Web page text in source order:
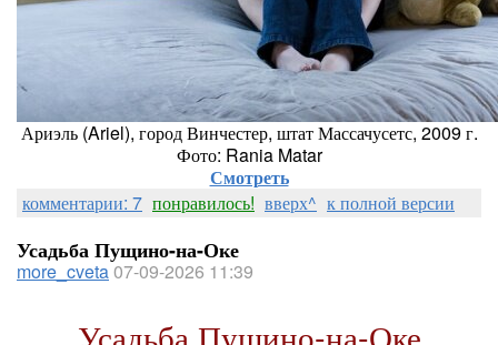
Ариэль (Ariel), город Винчестер, штат Массачусетс, 2009 г.
Фото: Rania Matar
Смотреть
комментарии: 7 понравилось! вверх^ к полной версии
Усадьба Пущино-на-Оке
more_cveta07-09-2026 11:39
Усадьба Пущино-на-Оке